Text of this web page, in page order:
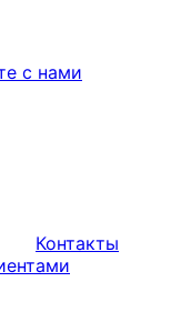
с нами
Контакты